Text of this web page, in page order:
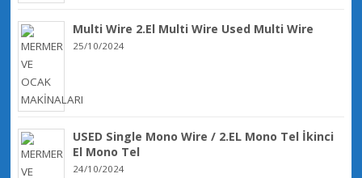
Multi Wire 2.El Multi Wire Used Multi Wire
25/10/2024
USED Single Mono Wire / 2.EL Mono Tel İkinci
El Mono Tel
24/10/2024